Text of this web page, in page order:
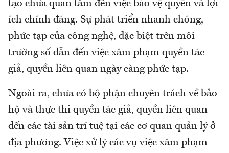
tạo chưa quan tâm đến việc bảo vệ quyền và lợi
ích chính đáng. Sự phát triển nhanh chóng,
phức tạp của công nghệ, đặc biệt trên môi
trường số dẫn đến việc xâm phạm quyền tác
giả, quyền liên quan ngày càng phức tạp.
Ngoài ra, chưa có bộ phận chuyên trách về bảo
hộ và thực thi quyền tác giả, quyền liên quan
đến các tài sản trí tuệ tại các cơ quan quản lý ở
địa phương. Việc xử lý các vụ việc xâm phạm